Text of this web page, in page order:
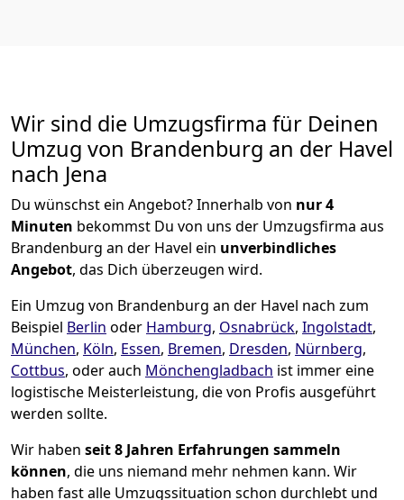
Wir sind die Umzugsfirma für Deinen
Umzug von Brandenburg an der Havel
nach Jena
Du wünschst ein Angebot? Innerhalb von nur 4
Minuten bekommst Du von uns der Umzugsfirma aus
Brandenburg an der Havel ein unverbindliches
Angebot, das Dich überzeugen wird.
Ein Umzug von Brandenburg an der Havel nach zum
Beispiel Berlin oder Hamburg, Osnabrück, Ingolstadt,
München, Köln, Essen, Bremen, Dresden, Nürnberg,
Cottbus, oder auch Mönchen­gladbach ist immer eine
logistische Meisterleistung, die von Profis ausgeführt
werden sollte.
Wir haben seit8 Jahren Erfahrungen sammeln
können, die uns niemand mehr nehmen kann. Wir
haben fast alle Umzugssituation schon durchlebt und